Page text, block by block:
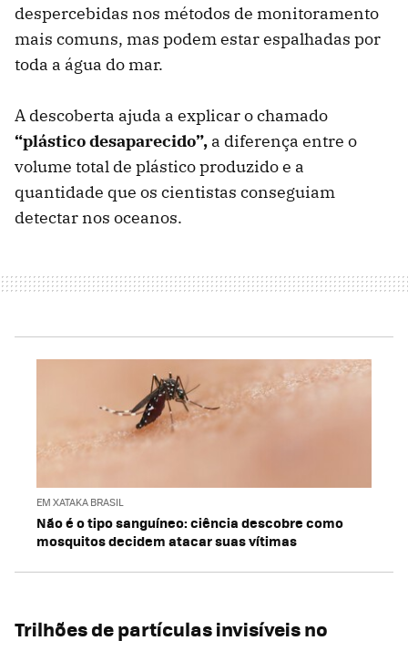
despercebidas nos métodos de monitoramento
mais comuns, mas podem estar espalhadas por
toda a água do mar.
A descoberta ajuda a explicar o chamado
“plástico desaparecido”, a diferença entre o
volume total de plástico produzido e a
quantidade que os cientistas conseguiam
detectar nos oceanos.
EM XATAKA BRASIL
Não é o tipo sanguíneo: ciência descobre como
mosquitos decidem atacar suas vítimas
Trilhões de partículas invisíveis no